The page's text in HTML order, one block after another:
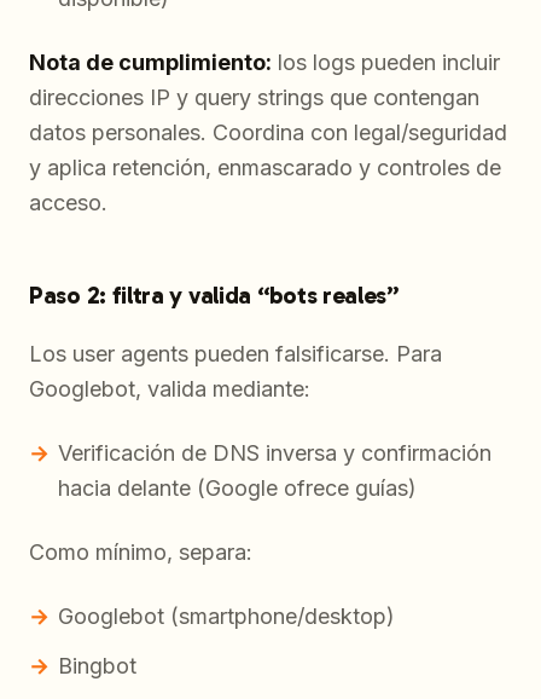
Nota de cumplimiento: los logs pueden incluir
direcciones IP y query strings que contengan
datos personales. Coordina con legal/seguridad
y aplica retención, enmascarado y controles de
acceso.
Paso 2: filtra y valida “bots reales”
Los user agents pueden falsificarse. Para
Googlebot, valida mediante:
Verificación de DNS inversa y confirmación
hacia delante (Google ofrece guías)
Como mínimo, separa:
Googlebot (smartphone/desktop)
Bingbot